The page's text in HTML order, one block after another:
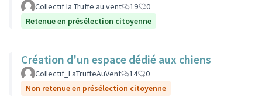
Collectif la Truffe au vent 19
0
Retenue en présélection citoyenne
Création d'un espace dédié aux chiens
Collectif_LaTruffeAuVent 14
0
Non retenue en présélection citoyenne